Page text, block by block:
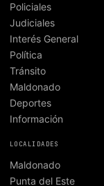
Policiales
Judiciales
Interés General
Política
Tránsito
Maldonado
Deportes
Información
LOCALIDADES
Maldonado
Punta del Este